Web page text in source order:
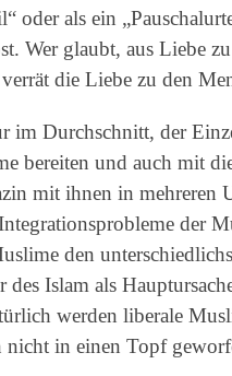
oder als ein
Wer glaubt, aus Liebe
die Liebe zu den
im Durchschnitt, der
bereiten und auch mit
mit ihnen in mehreren
der
den
Islam als
werden liberale
nicht in einen Topf